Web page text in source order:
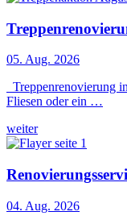
05. Aug. 2026
Treppenrenovierung
Fliesen oder ein …
weiter
04. Aug. 2026